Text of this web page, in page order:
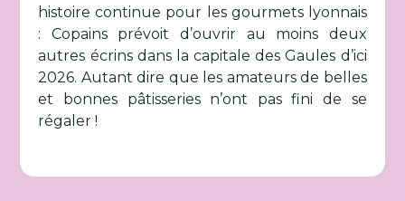
histoire continue pour les gourmets lyonnais
: Copains prévoit d’ouvrir au moins deux
autres écrins dans la capitale des Gaules d’ici
2026. Autant dire que les amateurs de belles
et bonnes pâtisseries n’ont pas fini de se
régaler !